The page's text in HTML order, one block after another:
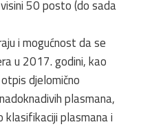
50 posto (do sada
i mogućnost da se
u 2017. godini, kao
djelomično
plasmana,
klasifikaciji plasmana i